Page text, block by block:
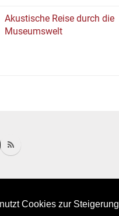
Cookies zur Steigerung
Akustische Reise durch die
Museumswelt